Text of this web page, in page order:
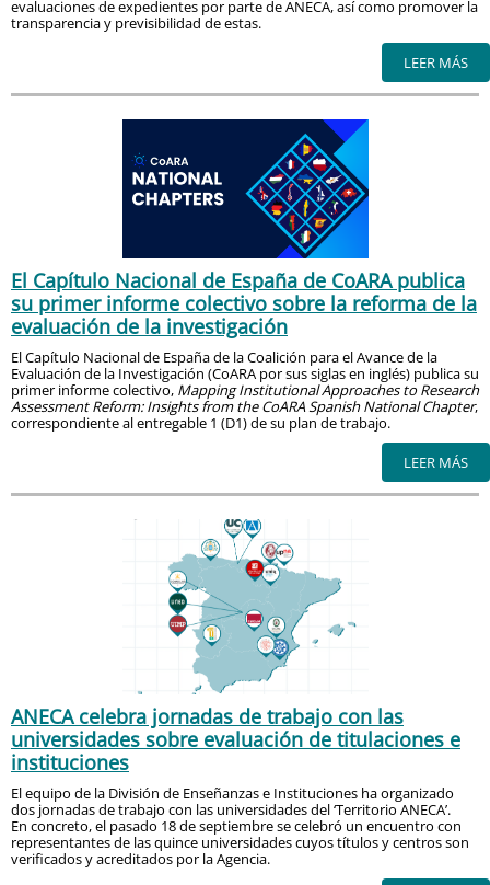
evaluaciones de expedientes por parte de ANECA, así como promover la
transparencia y previsibilidad de estas.
LEER MÁS
El Capítulo Nacional de España de CoARA publica
su primer informe colectivo sobre la reforma de la
evaluación de la investigación
El Capítulo Nacional de España de la Coalición para el Avance de la
Evaluación de la Investigación (CoARA por sus siglas en inglés) publica su
primer informe colectivo, Mapping Institutional Approaches to Research
Assessment Reform: Insights from the CoARA Spanish National Chapter,
correspondiente al entregable 1 (D1) de su plan de trabajo.
LEER MÁS
ANECA celebra jornadas de trabajo con las
universidades sobre evaluación de titulaciones e
instituciones
El equipo de la División de Enseñanzas e Instituciones ha organizado
dos jornadas de trabajo con las universidades del ‘Territorio ANECA’.
En concreto, el pasado 18 de septiembre se celebró un encuentro con
representantes de las quince universidades cuyos títulos y centros son
verificados y acreditados por la Agencia.